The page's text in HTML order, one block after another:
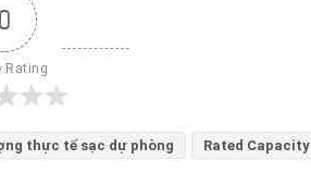
0
Rating
thực tế sạc dự phòng
Rated Capacity